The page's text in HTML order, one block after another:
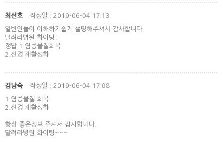
최선호 작성일 : 2019-06-04 17:13
일반인들이 이해하기쉽게 설명해주셔서 감사합니다.
달려라병원 화이팅!
정답 1.염증물질회복
2.신경 재활성화
김남숙 작성일 : 2019-06-04 17:08
1.염증물질 회복
2.신경 재활성화
항상 좋은정보 주셔서 감사합니다.
달려라병원 화이팅~~~